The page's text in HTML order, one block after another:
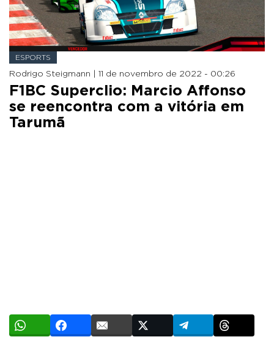
ESPORTS
Rodrigo Steigmann | 11 de novembro de 2022 - 00:26
F1BC Superclio: Marcio Affonso
se reencontra com a vitória em
Tarumã